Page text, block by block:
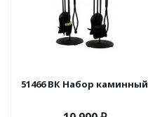
51466 ВК Набор каминный